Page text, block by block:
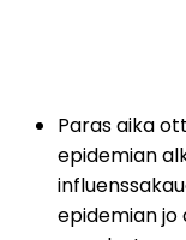
Paras aika
epidemian
epidemian jo